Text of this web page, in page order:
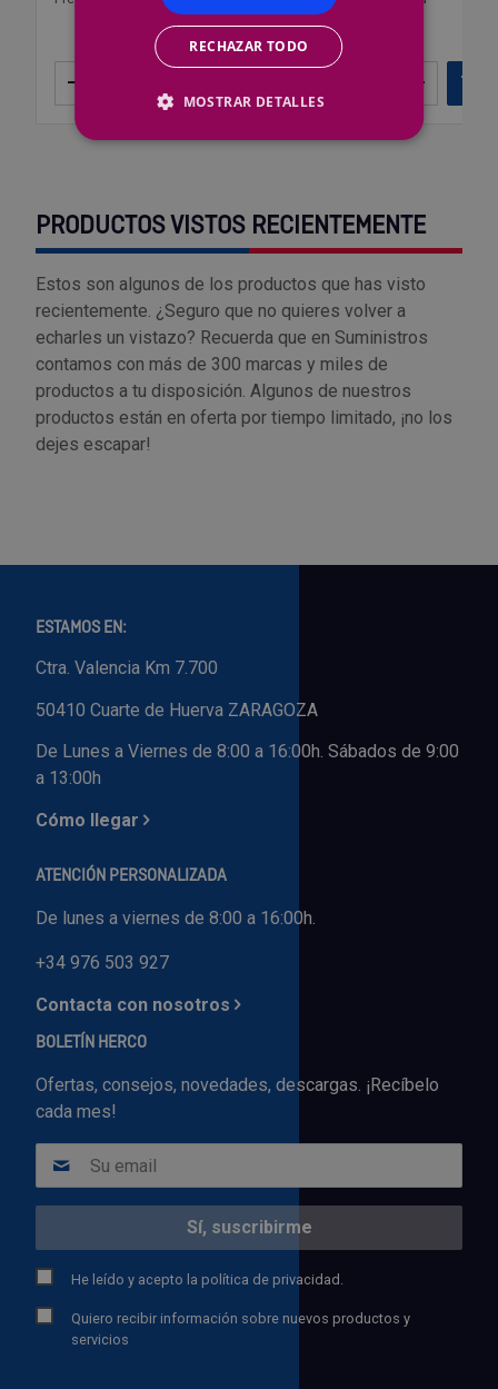
– +
PRODUCTOS VISTOS RECIENTEMENTE
Estos son algunos de los productos que has visto
recientemente. ¿Seguro que no quieres volver a
echarles un vistazo? Recuerda que en Suministros
contamos con más de 300 marcas y miles de
productos a tu disposición. Algunos de nuestros
productos están en oferta por tiempo limitado, ¡no los
dejes escapar!
ESTAMOS EN:
Ctra. Valencia Km 7.700
50410 Cuarte de Huerva ZARAGOZA
De Lunes a Viernes de 8:00 a 16:00h. Sábados de 9:00
a 13:00h
Cómo llegar
ATENCIÓN PERSONALIZADA
De lunes a viernes de 8:00 a 16:00h.
+34 976 503 927
Contacta con nosotros
BOLETÍN HERCO
Ofertas, consejos, novedades, descargas. ¡Recíbelo
cada mes!
He leído y acepto la política de privacidad.
Quiero recibir información sobre nuevos productos y
servicios
RECHAZAR TODO
MOSTRAR DETALLES